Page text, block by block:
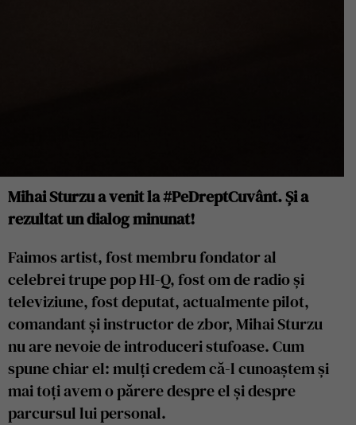
Mihai Sturzu a venit la #PeDreptCuvânt. Și a
rezultat un dialog minunat!
Faimos artist, fost membru fondator al
celebrei trupe pop HI-Q, fost om de radio și
televiziune, fost deputat, actualmente pilot,
comandant și instructor de zbor, Mihai Sturzu
nu are nevoie de introduceri stufoase. Cum
spune chiar el: mulți credem că-l cunoaștem și
mai toți avem o părere despre el și despre
parcursul lui personal.